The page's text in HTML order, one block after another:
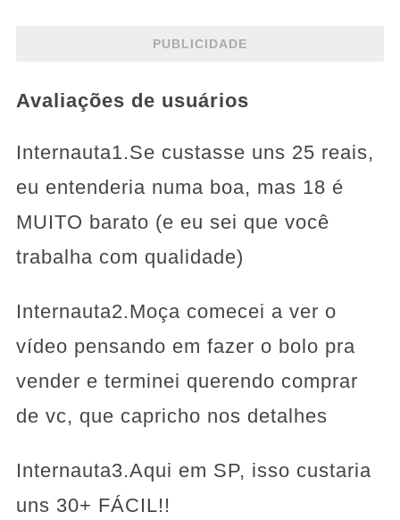
PUBLICIDADE
Avaliações de usuários
Internauta1.Se custasse uns 25 reais,
eu entenderia numa boa, mas 18 é
MUITO barato (e eu sei que você
trabalha com qualidade)
Internauta2.Moça comecei a ver o
vídeo pensando em fazer o bolo pra
vender e terminei querendo comprar
de vc, que capricho nos detalhes
Internauta3.Aqui em SP, isso custaria
uns 30+ FÁCIL!!